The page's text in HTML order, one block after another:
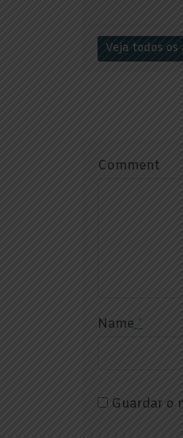
Veja todos
Comment
Name *
Guardar o